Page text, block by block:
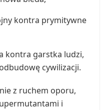
kontra prymitywne
kontra garstka ludzi,
cywilizacji.
z ruchem oporu,
i